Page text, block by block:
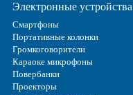
Электронные устройства
Смартфоны
Портативные колонки
Громкоговорители
Караоке микрофоны
Повербанки
Проекторы